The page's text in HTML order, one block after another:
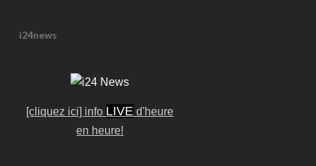
i24news
[cliquez ici] info LIVE d'heure
en heure!